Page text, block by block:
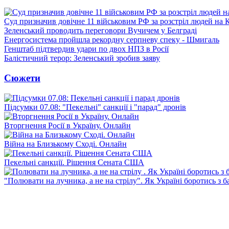
Суд призначив довічне 11 військовим РФ за розстріл людей на
Зеленський проводить переговори Вучичем у Белграді
Енергосистема пройшла рекордну серпневу спеку - Шмигаль
Генштаб підтвердив удари по двох НПЗ в Росії
Балістичний терор: Зеленський зробив заяву
Сюжети
Підсумки 07.08: "Пекельні" санкції і "парад" дронів
Вторгнення Росії в Україну. Онлайн
Війна на Близькому Сході. Онлайн
Пекельні санкції. Рішення Сената США
"Полювати на лучника, а не на стрілу". Як Україні боротись з